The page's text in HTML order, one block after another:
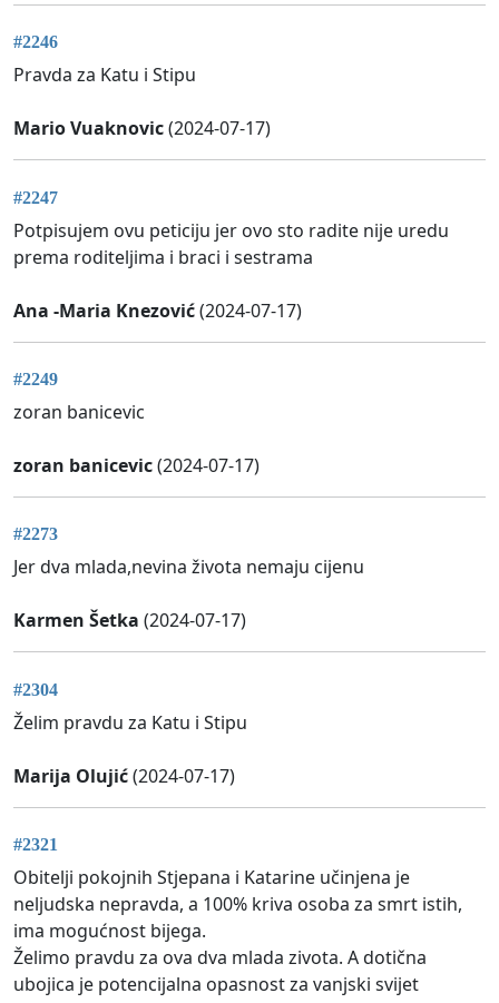
#2246
Pravda za Katu i Stipu
Mario Vuaknovic(2024-07-17)
#2247
Potpisujem ovu peticiju jer ovo sto radite nije uredu
prema roditeljima i braci i sestrama
Ana -Maria Knezović(2024-07-17)
#2249
zoran banicevic
zoran banicevic(2024-07-17)
#2273
Jer dva mlada,nevina života nemaju cijenu
Karmen Šetka (2024-07-17)
#2304
Želim pravdu za Katu i Stipu
Marija Olujić(2024-07-17)
#2321
Obitelji pokojnih Stjepana i Katarine učinjena je
neljudska nepravda, a 100% kriva osoba za smrt istih,
ima mogućnost bijega.
Želimo pravdu za ova dva mlada zivota. A dotična
ubojica je potencijalna opasnost za vanjski svijet